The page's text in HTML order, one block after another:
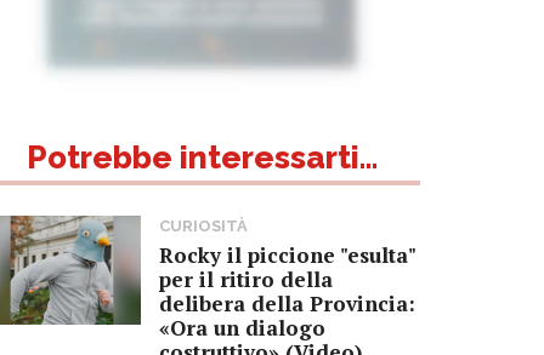
Potrebbe interessarti...
CURIOSITÀ
Rocky il piccione "esulta"
per il ritiro della
delibera della Provincia:
«Ora un dialogo